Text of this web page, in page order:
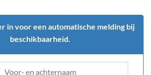
in voor een automatische melding bij
beschikbaarheid.